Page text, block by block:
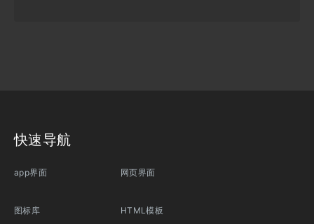
快速导航
app界面
图标库
网页界面
HTML模板